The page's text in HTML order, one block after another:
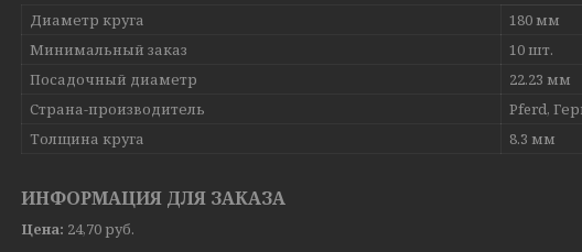
Диаметр круга
180 мм
Минимальный заказ
10 шт.
Посадочный диаметр
22.23 мм
Страна-производитель
Pferd,
Толщина круга
8.3 мм
ИНФОРМАЦИЯ ДЛЯ ЗАКАЗА
Цена: 24,70 руб.